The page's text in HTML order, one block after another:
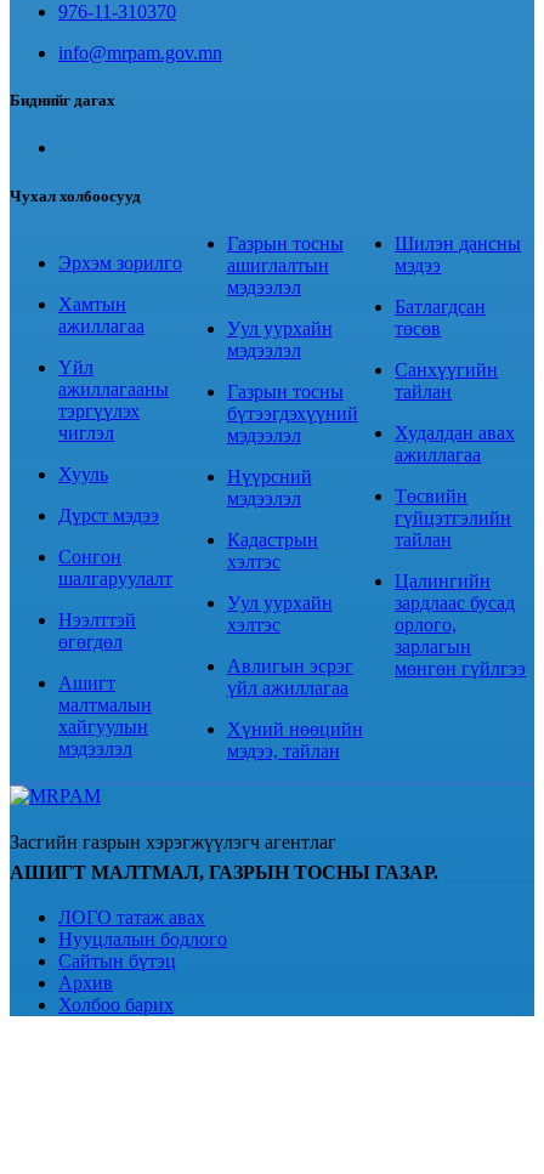
976-11-310370
info@mrpam.gov.mn
Биднийг дагах
Чухал холбоосууд
Эрхэм зорилго
Хамтын
ажиллагаа
Үйл
ажиллагааны
тэргүүлэх
чиглэл
Хууль
Дүрст мэдээ
Сонгон
шалгаруулалт
Нээлттэй
өгөгдөл
Ашигт
малтмалын
хайгуулын
мэдээлэл
Газрын тосны
ашиглалтын
мэдээлэл
Уул уурхайн
мэдээлэл
Газрын тосны
бүтээгдэхүүний
мэдээлэл
Нүүрсний
мэдээлэл
Кадастрын
хэлтэс
Уул уурхайн
хэлтэс
Авлигын эсрэг
үйл ажиллагаа
Хүний нөөцийн
мэдээ, тайлан
Шилэн дансны
мэдээ
Батлагдсан
төсөв
Санхүүгийн
тайлан
Худалдан авах
ажиллагаа
Төсвийн
гүйцэтгэлийн
тайлан
Цалингийн
зардлаас бусад
орлого,
зарлагын
мөнгөн гүйлгээ
Засгийн газрын хэрэгжүүлэгч агентлаг
АШИГТ МАЛТМАЛ, ГАЗРЫН ТОСНЫ ГАЗАР.
ЛОГО татаж авах
Нууцлалын бодлого
Сайтын бүтэц
Архив
Холбоо барих